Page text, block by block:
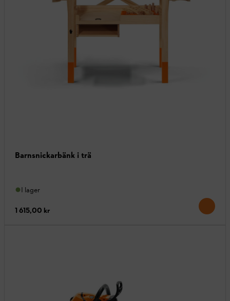
Barnsnickarbänk i trä
I lager
1 615,00 kr